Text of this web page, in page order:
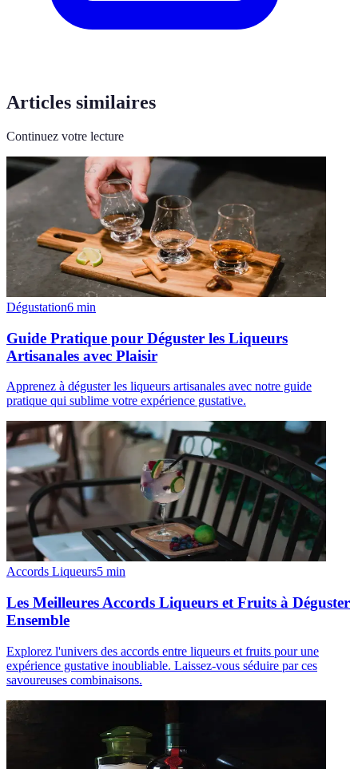
Articles similaires
Continuez votre lecture
Dégustation6 min
Guide Pratique pour Déguster les Liqueurs
Artisanales avec Plaisir
Apprenez à déguster les liqueurs artisanales avec notre guide
pratique qui sublime votre expérience gustative.
Accords Liqueurs5 min
Les Meilleures Accords Liqueurs et Fruits à Déguster
Ensemble
Explorez l'univers des accords entre liqueurs et fruits pour une
expérience gustative inoubliable. Laissez-vous séduire par ces
savoureuses combinaisons.